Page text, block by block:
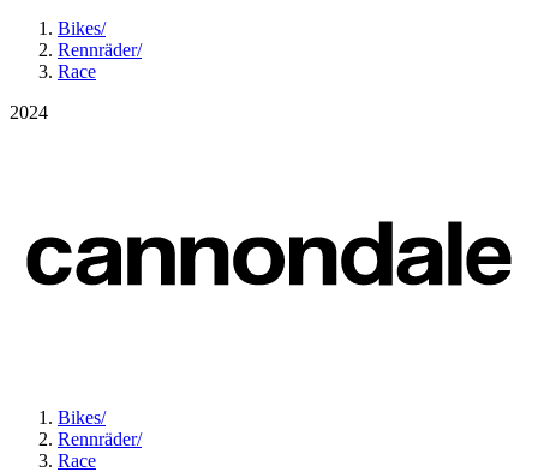
Bikes/
Rennräder/
Race
2024
Bikes/
Rennräder/
Race